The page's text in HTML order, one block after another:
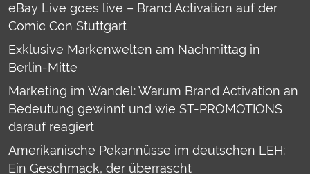
eBay Live goes live – Brand Activation auf der
Comic Con Stuttgart
Exklusive Markenwelten am Nachmittag in
Berlin-Mitte
Marketing im Wandel: Warum Brand Activation an
Bedeutung gewinnt und wie ST-PROMOTIONS
darauf reagiert
Amerikanische Pekannüsse im deutschen LEH:
Ein Geschmack, der überrascht